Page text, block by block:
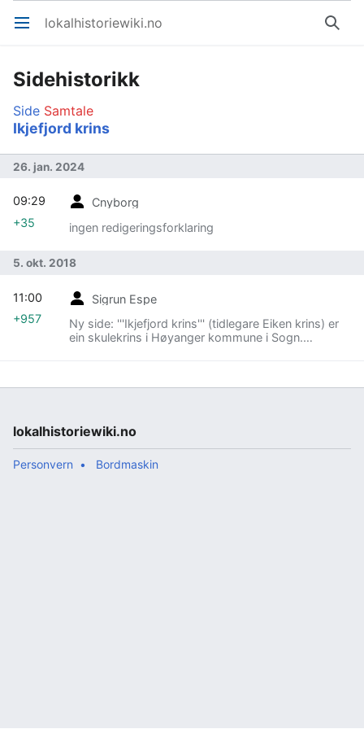
Åpne hovedmenyen lokalhistoriewiki.no Søk
Sidehistorikk
Side Samtale
Ikjefjord krins
26. jan. 2024
Cnyborg
ingen redigeringsforklaring
09:29
+35
5. okt. 2018
Sigrun Espe
Ny side: '''Ikjefjord krins''' (tidlegare Eiken krins) er
ein skulekrins i Høyanger kommune i Sogn.
11:00
+957
lokalhistoriewiki.no
Personvern Bordmaskin